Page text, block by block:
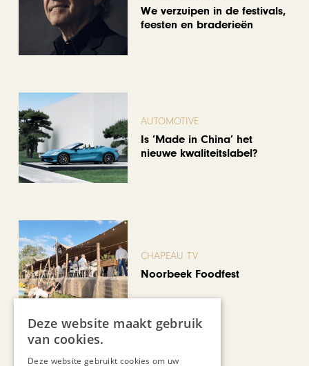
We verzuipen in de festivals,
feesten en braderieën
AUTOMOTIVE
Is ‘Made in China’ het
nieuwe kwaliteitslabel?
CHAPEAU TV
Noorbeek Foodfest
Bekijk alle artikelen
Deze website maakt gebruik
van cookies.
Deze website gebruikt cookies om uw